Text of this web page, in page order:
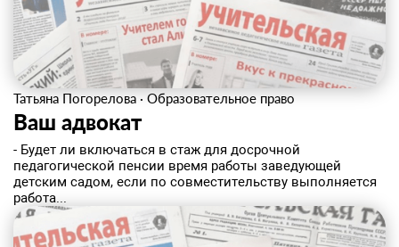
Татьяна Погорелова · Образовательное право
Ваш адвокат
- Будет ли включаться в стаж для досрочной
педагогической пенсии время работы заведующей
детским садом, если по совместительству выполняется
работа...